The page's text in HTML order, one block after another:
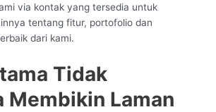
via kontak yang tersedia untuk
tentang fitur, portofolio dan
dari kami.
Tidak
Membikin Laman